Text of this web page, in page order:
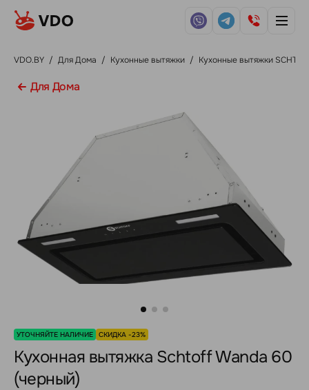
VDO.BY / Для Дома / Кухонные вытяжки / Кухонные вытяжки
Для Дома
УТОЧНЯЙТЕ НАЛИЧИЕ СКИДКА -23%
Кухонная вытяжка Schtoff Wanda 60
(черный)